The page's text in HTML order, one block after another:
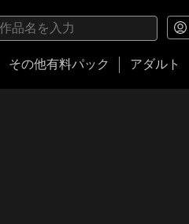
その他有料パック アダルト